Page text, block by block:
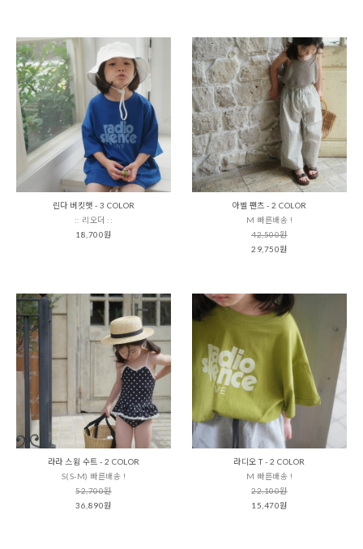
린다 버킷햇 - 3 COLOR
:: 리오더 ::
18,700원
아벨 팬츠 - 2 COLOR
M 빠른배송 !
42,500원
29,750원
라라 스윔 수트 - 2 COLOR
S(S-M) 빠른배송 !
52,700원
36,890원
라디오 T - 2 COLOR
M 빠른배송 !
22,100원
15,470원